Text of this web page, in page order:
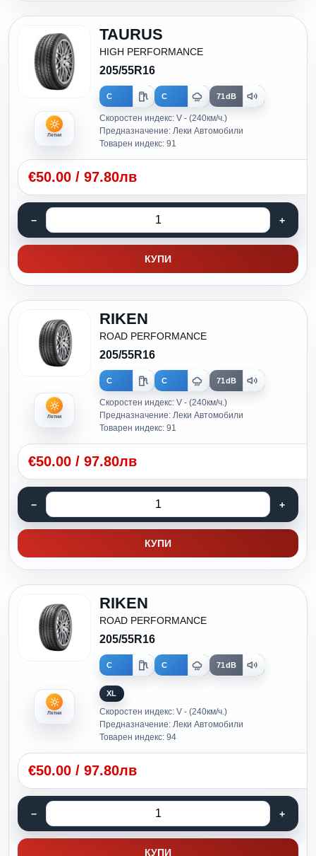
Летни
TAURUS
HIGH PERFORMANCE
205/55R16
C C 71dB
Скоростен индекс: V - (240км/ч.)
Предназначение: Леки Автомобили
Товарен индекс: 91
€50.00 / 97.80лв
КУПИ
Летни
RIKEN
ROAD PERFORMANCE
205/55R16
C C 71dB
Скоростен индекс: V - (240км/ч.)
Предназначение: Леки Автомобили
Товарен индекс: 91
€50.00 / 97.80лв
КУПИ
Летни
RIKEN
ROAD PERFORMANCE
205/55R16
C C 71dB
XL
Скоростен индекс: V - (240км/ч.)
Предназначение: Леки Автомобили
Товарен индекс: 94
€50.00 / 97.80лв
КУПИ